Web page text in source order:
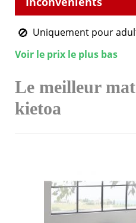
Uniquement pour
Voir le prix le plus bas
Le meilleur
kietoa